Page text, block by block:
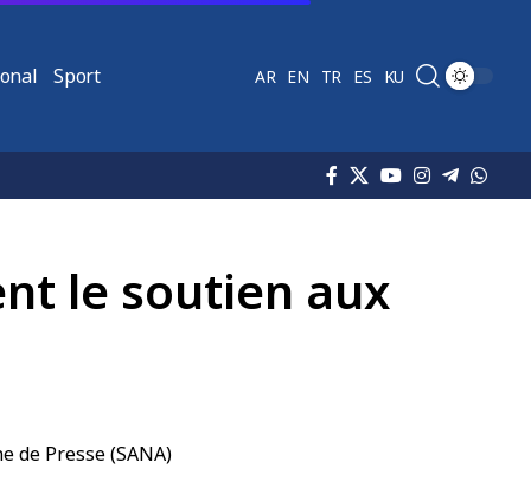
Sport AR EN TR ES KU
le soutien aux